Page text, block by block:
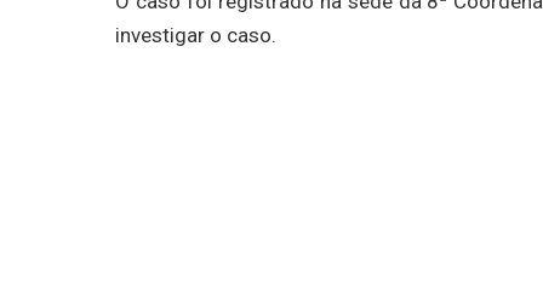
investigar o caso.